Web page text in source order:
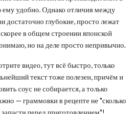
ему удобно. Однако отличия между
достаточно глубокие, просто лежат
в общем строении японской
но на деле просто непривычно.
видео, тут всё быстро, только
текст тоже полезен, причём и
соус не собирается, а только
— граммовки в рецепте не "сколько
запасти перед приготовлением"!